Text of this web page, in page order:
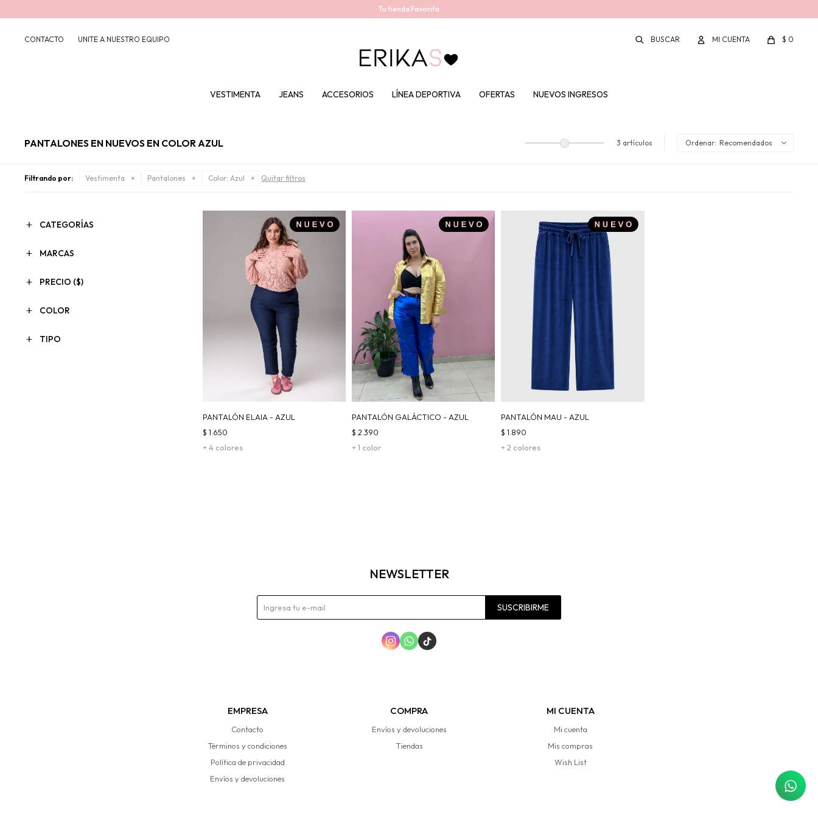
Tu tienda Favorita
VESTIMENTA JEANS ACCESORIOS LÍNEA DEPORTIVA OFERTAS NUEVOS INGRESOS
$ 0
CONTACTO UNITE A NUESTRO EQUIPO
PANTALONES EN NUEVOS EN COLOR AZUL 3 artículos Recomendados
Filtrando por: Vestimenta Pantalones Color: Azul Quitar filtros
PANTALÓN ELAIA - AZUL
+ 4 colores
$ 1.650
PANTALÓN GALÁCTICO - AZUL
+ 1 color
$ 2.390
PANTALÓN MAU - AZUL
+ 2 colores
$ 1.890
CATEGORÍAS
MARCAS
PRECIO ($)
COLOR
TIPO
EMPRESA
Contacto
Términos y condiciones
Política de privacidad
Envíos y devoluciones
COMPRA
Envíos y devoluciones
Tiendas
MI CUENTA
Mi cuenta
Mis compras
Wish List
NEWSLETTER
SUSCRIBIRME
  